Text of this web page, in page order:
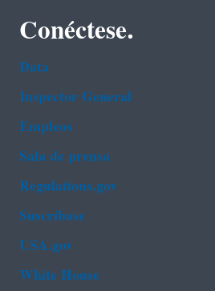
Conéctese.
Data
Inspector General
Empleos
Sala de prensa
Regulations.gov
Suscríbase
USA.gov
White House